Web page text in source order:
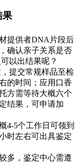
果
提供者DNA片段后
确认亲子关系是否
以出结果呢？
提交常规样品至检
的时间；应用口香
方需等待大概六个
结果，可申请加
4-5个工作日可领到
时左右可出具鉴定
多，鉴定中心需遵